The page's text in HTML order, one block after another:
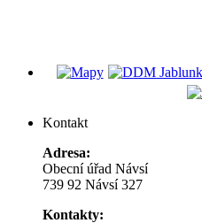
Kontakt
Adresa:
Obecní úřad Návsí
739 92 Návsí 327
Kontakty: